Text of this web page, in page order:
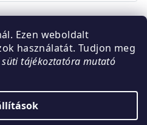
Ezen weboldalt
használatát. Tudjon meg
süti tájékoztatóra mutató
a(z)
hírleveleket, ajánlatokat
azadatkezelési tájékoztatót
hogy a hozzájárulásom